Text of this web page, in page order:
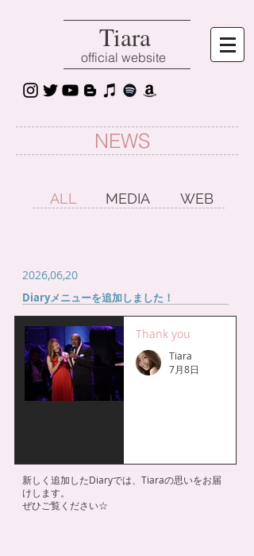
Tiara
official website
NEWS
ALL MEDIA WEB
2026,06,20
Diaryメニューを追加しました！
Thank you
Tiara
7月8日
新しく追加したDiaryでは、Tiaraの思いをお届
けします。
​ぜひご覧ください☆